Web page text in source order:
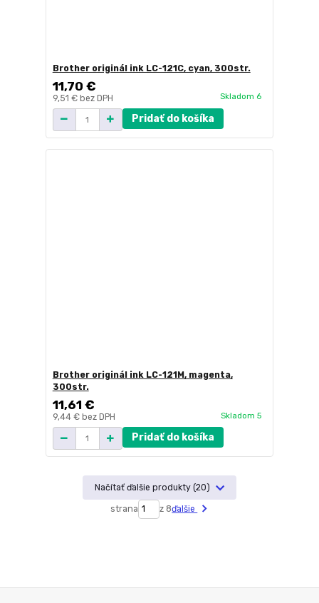
Brother originál ink LC-121C, cyan, 300str.
11,70 €
9,51 € bez DPH Skladom 6
Pridať do košíka
Brother originál ink LC-121M, magenta,
300str.
11,61 €
9,44 € bez DPH Skladom 5
Pridať do košíka
Načítať ďalšie produkty (20)
strana z 8ďalšie